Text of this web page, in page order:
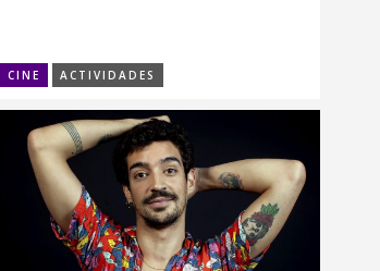
CINE ACTIVIDADES